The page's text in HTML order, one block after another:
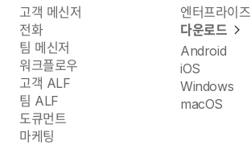
고객 메신저
전화
팀 메신저
워크플로우
고객 ALF
팀 ALF
도큐먼트
마케팅
엔터프라이즈
다운로드
Android
iOS
Windows
macOS